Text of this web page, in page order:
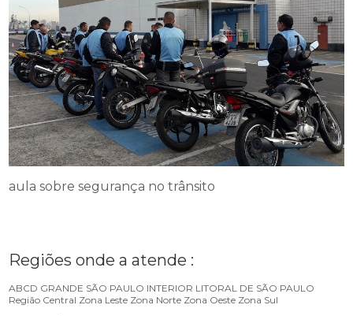
aula sobre segurança no trânsito
Regiões onde a atende :
ABCD GRANDE SÃO PAULO INTERIOR LITORAL DE SÃO PAULO
Região Central Zona Leste Zona Norte Zona Oeste Zona Sul